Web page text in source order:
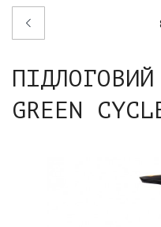
GREEN